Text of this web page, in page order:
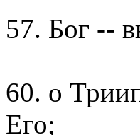
57. Бог --
60. о
Его;